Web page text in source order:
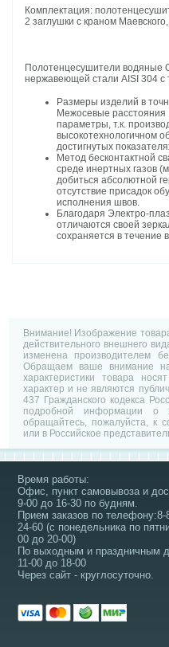
Комплектация:
2 заглушки с краном
Полотенцесушители водяные
нержавеющей стали AISI 304 с
Размеры изделий в
Межосевые
параметры, т.к.
высокотехнологичном
достигнутых
Метод бесконтактной
среде инертных газов
добиться абсолютной
отсутствие присадок
исполнения швов.
Благодаря Электро-
отличаются своей
сохраняется в течение
Внимание! Изображение
действительного внешнего
изменена производителем
Обращаем ваше внимание
характеристики товара
характер и не являются
437 Гражданского кодекса
подробной информации о
обращайтесь, пожалуйста, к
или в Российское
Время работы:
Офис, пункт самовывоза и
9-00 до 16-30 по будням.
Прием заказов по телефону:8-
24-60 (с понедельника по
00 до 20-00)
По выходным и праздничным
11-00 до 18-00
Через сайт - круглосуточно.